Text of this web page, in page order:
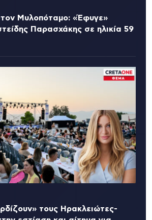
Μυλοπόταμο: «Έφυγε»
Παρασχάκης σε ηλικία 59
τους Ηρακλειώτες-